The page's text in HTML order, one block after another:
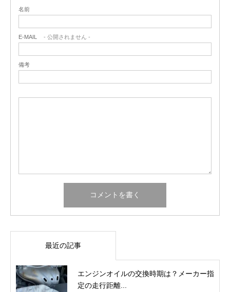
名前
E-MAIL - 公開されません -
備考
最近の記事
エンジンオイルの交換時期は？メーカー指
定の走行距離...